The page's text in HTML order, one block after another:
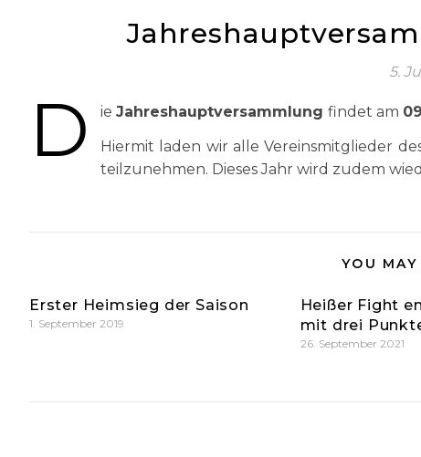
5.
D ie Jahreshauptversammlung findet am
Hiermit laden wir alle Vereinsmitglieder
teilzunehmen. Dieses Jahr wird zudem
YOU
Erster Heimsieg der Saison
1. September 2019
Heißer Fight
mit drei
26. September 2021